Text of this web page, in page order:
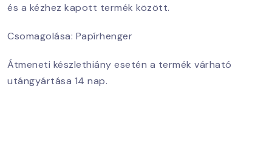
és a kézhez kapott termék között.
Csomagolása: Papírhenger
Átmeneti készlethiány esetén a termék várható
utángyártása 14 nap.